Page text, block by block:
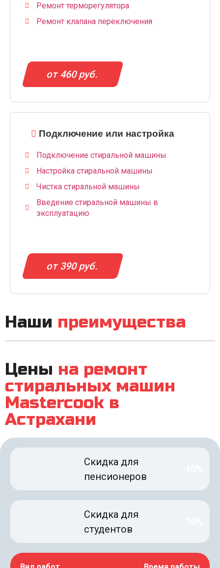
Ремонт терморегулятора
Ремонт клапана переключения
от 460 руб.
Подключение или настройка
Подключение стиральной машины
Настройка стиральной машины
Чистка стиральной машины
Введение стиральной машины в
эксплуатацию
от 390 руб.
Наши преимущества
Цены на ремонт
стиральных машин
Mastercook в
Астрахани
Скидка для
пенсионеров
Скидка для
студентов